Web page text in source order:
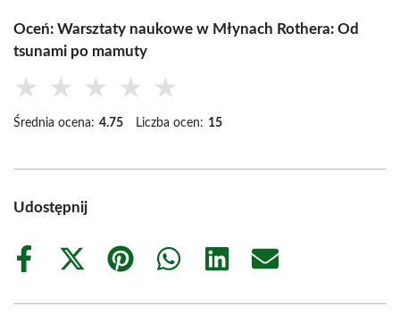
Oceń: Warsztaty naukowe w Młynach Rothera: Od
tsunami po mamuty
★ ★ ★ ★ ★
Średnia ocena: 4.75 Liczba ocen: 15
Udostępnij
Share
Share
(Twitter)
Share
Share
Share
Share